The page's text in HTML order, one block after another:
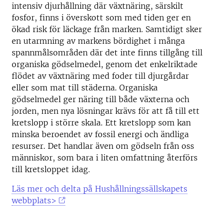
intensiv djurhållning där växtnäring, särskilt
fosfor, finns i överskott som med tiden ger en
ökad risk för läckage från marken. Samtidigt sker
en utarmning av markens bördighet i många
spannmålsområden där det inte finns tillgång till
organiska gödselmedel, genom det enkelriktade
flödet av växtnäring med foder till djurgårdar
eller som mat till städerna. Organiska
gödselmedel ger näring till både växterna och
jorden, men nya lösningar krävs för att få till ett
kretslopp i större skala. Ett kretslopp som kan
minska beroendet av fossil energi och ändliga
resurser. Det handlar även om gödseln från oss
människor, som bara i liten omfattning återförs
till kretsloppet idag.
Läs mer och delta på Hushållningssällskapets
webbplats>